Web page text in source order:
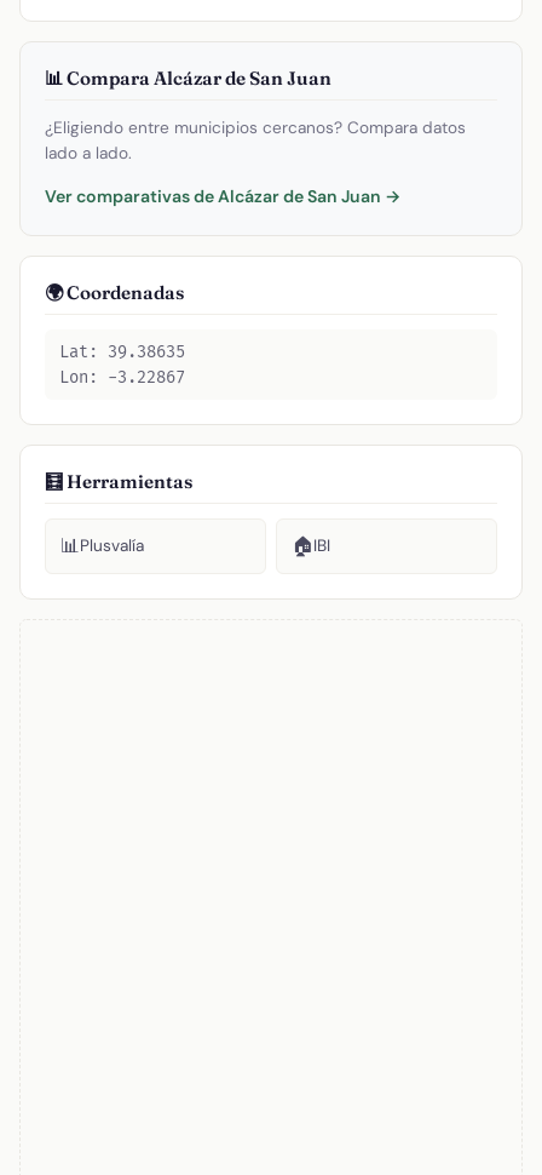
📊 Compara Alcázar de San Juan
¿Eligiendo entre municipios cercanos? Compara datos
lado a lado.
Ver comparativas de Alcázar de San Juan →
🌍 Coordenadas
Lat: 39.38635
Lon: -3.22867
🧮 Herramientas
📊Plusvalía 🏠IBI